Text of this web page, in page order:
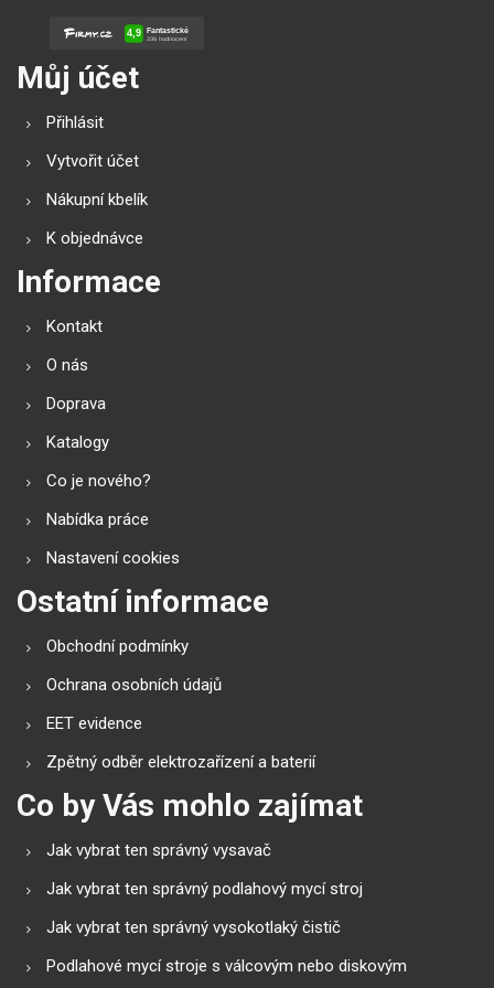
Můj účet
Přihlásit
Vytvořit účet
Nákupní kbelík
K objednávce
Informace
Kontakt
O nás
Doprava
Katalogy
Co je nového?
Nabídka práce
Nastavení cookies
Ostatní informace
Obchodní podmínky
Ochrana osobních údajů
EET evidence
Zpětný odběr elektrozařízení a baterií
Co by Vás mohlo zajímat
Jak vybrat ten správný vysavač
Jak vybrat ten správný podlahový mycí stroj
Jak vybrat ten správný vysokotlaký čistič
Podlahové mycí stroje s válcovým nebo diskovým